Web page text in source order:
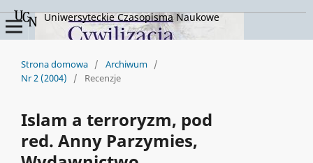
Uniwersyteckie Czasopisma Naukowe
Strona domowa / Archiwum /
Nr 2 (2004)
/ Recenzje
Islam a terroryzm, pod
red. Anny Parzymies,